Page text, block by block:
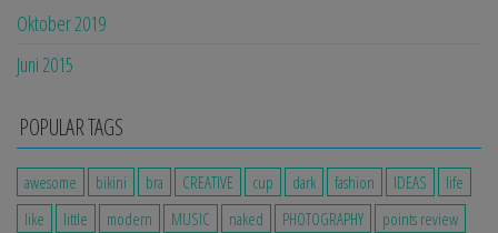
Oktober 2019
Juni 2015
POPULAR TAGS
awesome bikini bra CREATIVE cup dark fashion IDEAS
life
like
little modern MUSIC naked PHOTOGRAPHY
points review